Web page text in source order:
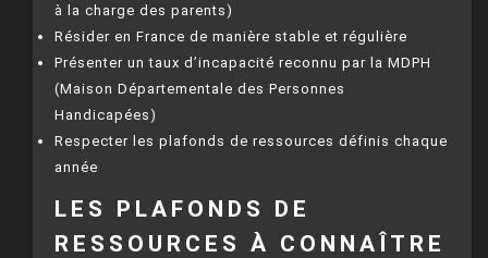
à la charge des parents)
Résider en France de manière stable et régulière
Présenter un taux d’incapacité reconnu par la MDPH
(Maison Départementale des Personnes
Handicapées)
Respecter les plafonds de ressources définis chaque
année
LES PLAFONDS DE
RESSOURCES À CONNAÎTRE